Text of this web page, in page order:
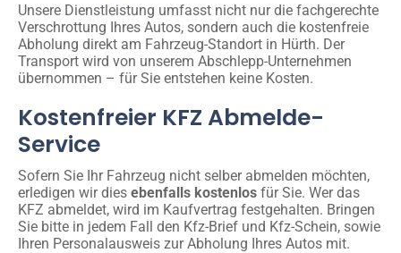
Unsere Dienstleistung umfasst nicht nur die fachgerechte
Verschrottung Ihres Autos, sondern auch die kostenfreie
Abholung direkt am Fahrzeug-Standort in Hürth. Der
Transport wird von unserem Abschlepp-Unternehmen
übernommen – für Sie entstehen keine Kosten.
Kostenfreier KFZ Abmelde-
Service
Sofern Sie Ihr Fahrzeug nicht selber abmelden möchten,
erledigen wir dies ebenfalls kostenlos für Sie. Wer das
KFZ abmeldet, wird im Kaufvertrag festgehalten. Bringen
Sie bitte in jedem Fall den Kfz-Brief und Kfz-Schein, sowie
Ihren Personalausweis zur Abholung Ihres Autos mit.